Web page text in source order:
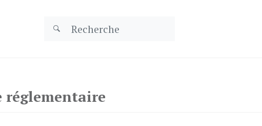
réglementaire